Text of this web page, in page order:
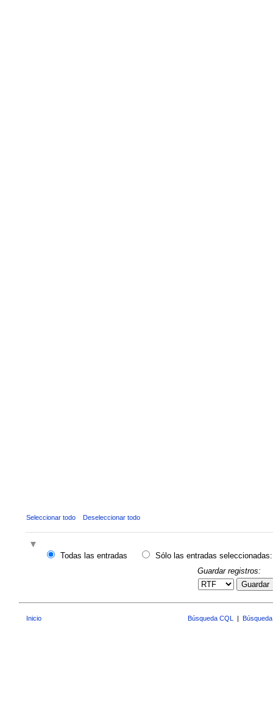
Seleccionar todo Deseleccionar todo
Todas las entradas
Sólo las entradas seleccionadas:
Guardar registros:
Guardar
Inicio Búsqueda CQL